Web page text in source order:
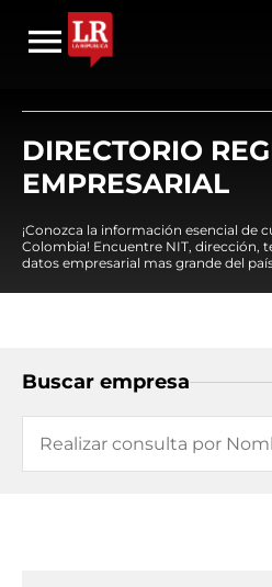
DIRECTORIO
EMPRESARIAL
¡Conozca la información esencial de
Colombia! Encuentre NIT, dirección,
datos empresarial mas grande del
Buscar empresa